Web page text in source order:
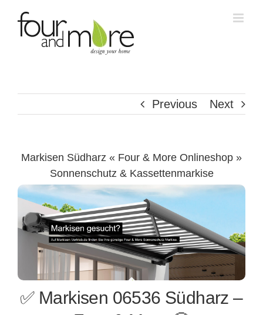
Previous Next
Markisen Südharz « Four & More Onlineshop »
Sonnenschutz & Kassettenmarkise
✅ Markisen 06536 Südharz –